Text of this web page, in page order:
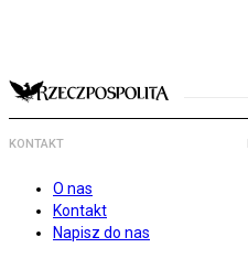
KONTAKT
O nas
Kontakt
Napisz do nas